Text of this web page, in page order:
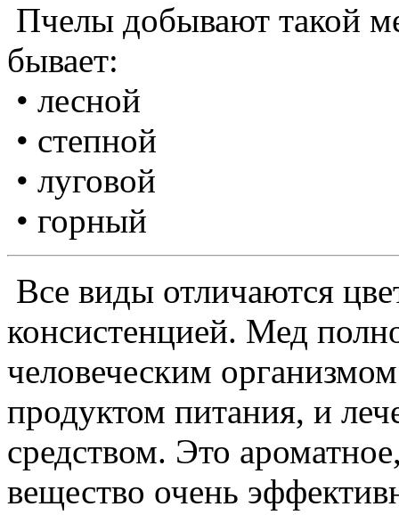
Пчелы добывают такой
бывает:
• лесной
• степной
• луговой
• горный
Все виды отличаются
консистенцией. Мед
человеческим
продуктом питания, и
средством. Это
вещество очень